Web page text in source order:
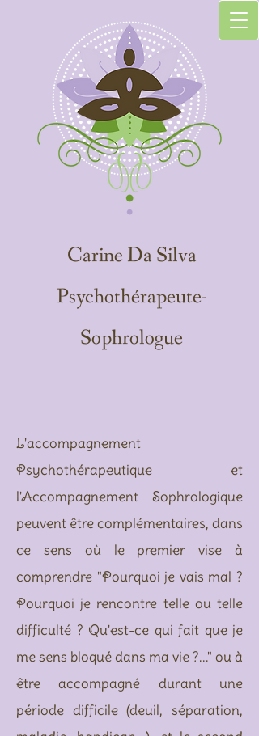
Carine Da Silva
Psychothérapeute-
Sophrologue
L'accompagnement
Psychothérapeutique et
l'Accompagnement Sophrologique
peuvent être complémentaires, dans
ce sens où le premier vise à
comprendre "Pourquoi je vais mal ?
Pourquoi je rencontre telle ou telle
difficulté ? Qu'est-ce qui fait que je
me sens bloqué dans ma vie ?..." ou à
être accompagné durant une
période difficile (deuil, séparation,